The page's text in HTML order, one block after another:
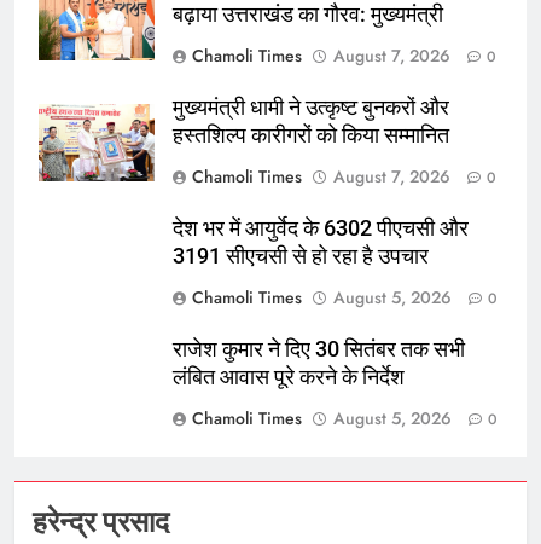
बढ़ाया उत्तराखंड का गौरव: मुख्यमंत्री
Chamoli Times
August 7, 2026 0
मुख्यमंत्री धामी ने उत्कृष्ट बुनकरों और
हस्तशिल्प कारीगरों को किया सम्मानित
Chamoli Times
August 7, 2026 0
देश भर में आयुर्वेद के 6302 पीएचसी और
3191 सीएचसी से हो रहा है उपचार
Chamoli Times
August 5, 2026 0
राजेश कुमार ने दिए 30 सितंबर तक सभी
लंबित आवास पूरे करने के निर्देश
Chamoli Times
August 5, 2026 0
हरेन्द्र प्रसाद